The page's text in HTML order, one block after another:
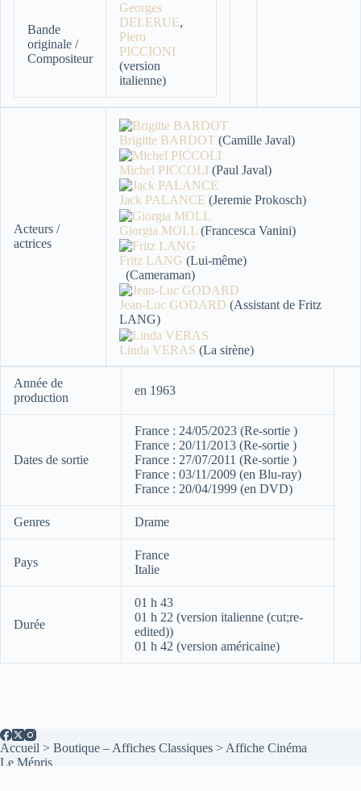
Bande
originale /
Compositeur
Georges
DELERUE,
Piero
PICCIONI
(version
italienne)
Acteurs /
actrices
Brigitte BARDOT (Camille Javal)
Michel PICCOLI (Paul Javal)
Jack PALANCE (Jeremie Prokosch)
Giorgia MOLL (Francesca Vanini)
Fritz LANG (Lui-même)
(Cameraman)
Jean-Luc GODARD (Assistant de Fritz
LANG)
Linda VERAS (La sirène)
Année de
production
en 1963
Dates de sortie
France : 24/05/2023 (Re-sortie )
France : 20/11/2013 (Re-sortie )
France : 27/07/2011 (Re-sortie )
France : 03/11/2009 (en Blu-ray)
France : 20/04/1999 (en DVD)
Genres Drame
Pays
France
Italie
Durée
01 h 43
01 h 22 (version italienne (cut;re-
edited))
01 h 42 (version américaine)
Accueil > Boutique – Affiches Classiques > Affiche Cinéma
Le Mépris